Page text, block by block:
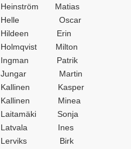
Heinström Matias
Helle Oscar
Hildeen Erin
Holmqvist Milton
Ingman Patrik
Jungar Martin
Kallinen Kasper
Kallinen Minea
Laitamäki Sonja
Latvala Ines
Lerviks Birk